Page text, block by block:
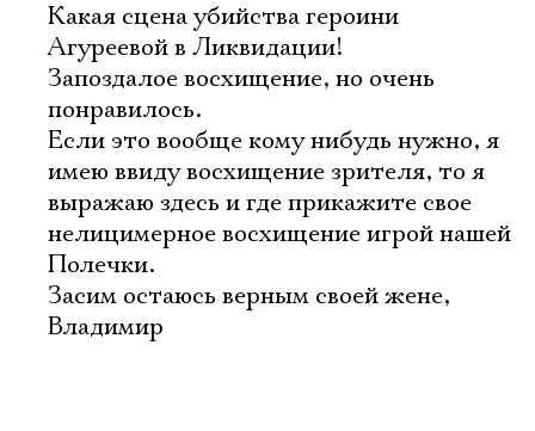
Какая сцена убийства героини
Агуреевой в Ликвидации!
Запоздалое восхищение, но очень
понравилось.
Если это вообще кому нибудь нужно, я
имею ввиду восхищение зрителя, то я
выражаю здесь и где прикажите свое
нелицимерное восхищение игрой нашей
Полечки.
Засим остаюсь верным своей жене,
Владимир